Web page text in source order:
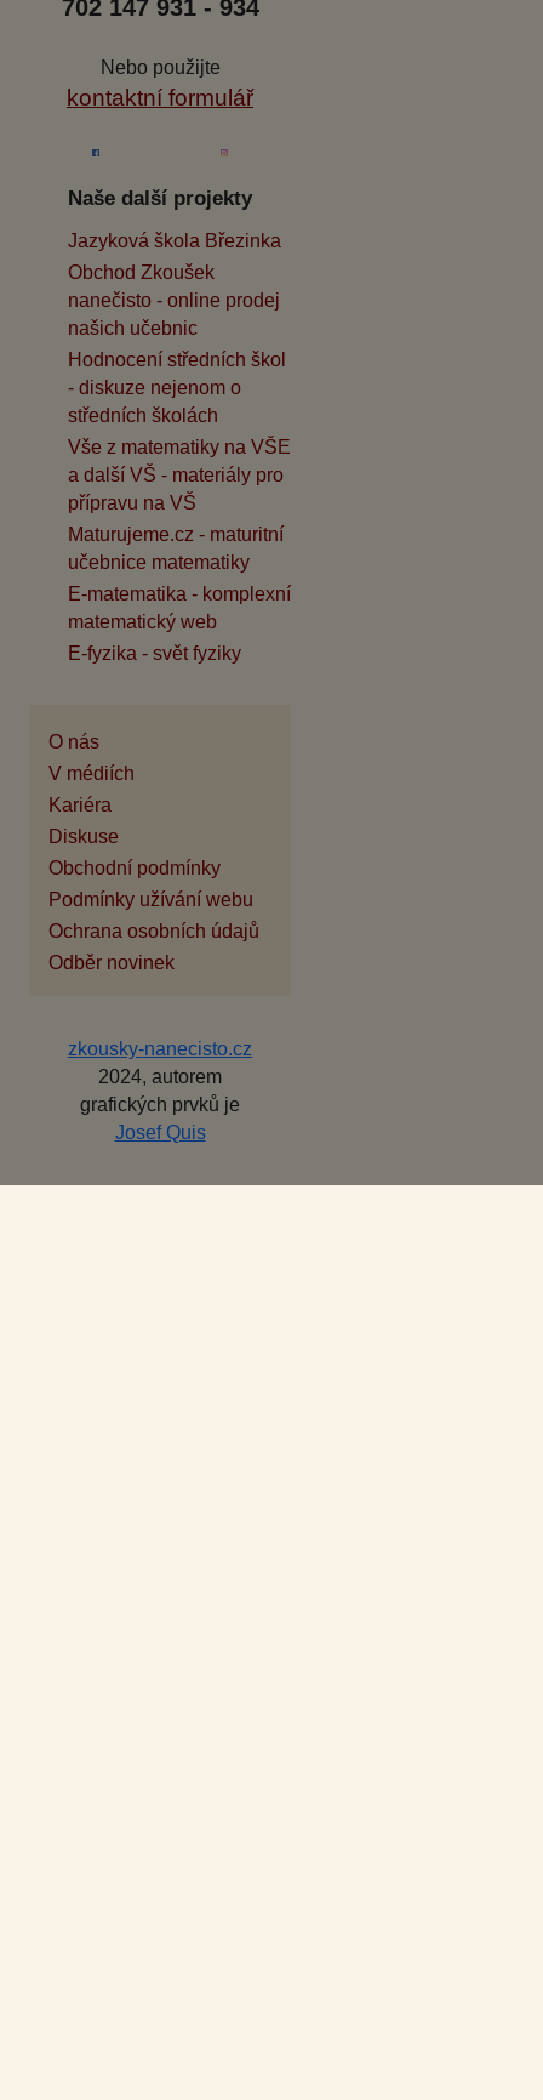
702 147 931 - 934
Nebo použijte
kontaktní formulář
Naše další projekty
Jazyková škola Březinka
Obchod Zkoušek
nanečisto - online prodej
našich učebnic
Hodnocení středních škol
- diskuze nejenom o
středních školách
Vše z matematiky na VŠE
a další VŠ - materiály pro
přípravu na VŠ
Maturujeme.cz - maturitní
učebnice matematiky
E-matematika - komplexní
matematický web
E-fyzika - svět fyziky
O nás
V médiích
Kariéra
Diskuse
Obchodní podmínky
Podmínky užívání webu
Ochrana osobních údajů
Odběr novinek
zkousky-nanecisto.cz
2024, autorem
grafických prvků je
Josef Quis